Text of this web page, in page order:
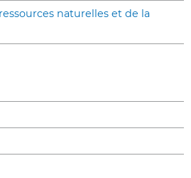
naturelles et de la